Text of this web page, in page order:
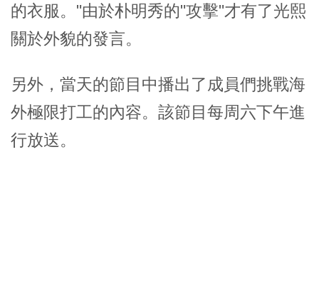
的衣服。"由於朴明秀的"攻擊"才有了光熙
關於外貌的發言。
另外，當天的節目中播出了成員們挑戰海
外極限打工的內容。該節目每周六下午進
行放送。